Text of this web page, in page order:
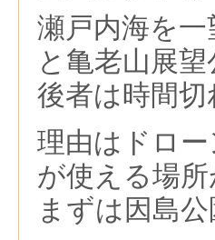
瀬戸内海を
と亀老山展
後者は時間
理由はドロ
が使える場
まずは因島